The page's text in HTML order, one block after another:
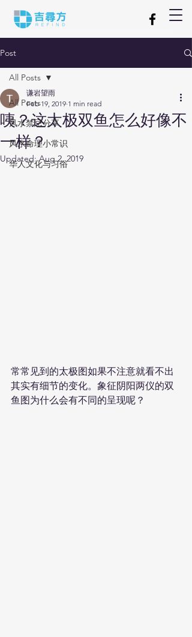
Post
All Posts
风水禁忌分享
风水命理小常识
华人文化与习俗
All Posts
咦？这太极双鱼怎么好像不
一样？
谦岩望雨
Feb 19, 2019 1 min read
Updated:Aug 2, 2019
常常见到的太极图如果不注意就看不出
其实有细节的变化。象征阴阳两仪的双
鱼图为什么会有不同的呈现呢？